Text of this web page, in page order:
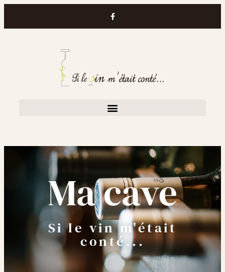
Ma cave
Si le vin m'était
conté...